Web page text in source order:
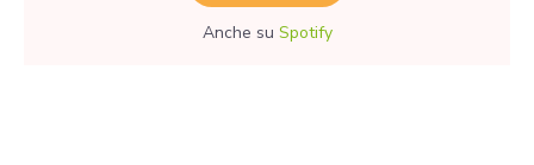
Anche su Spotify